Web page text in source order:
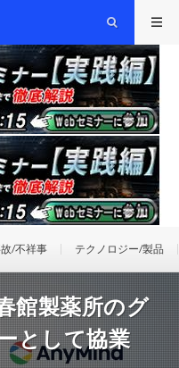
/不祥事 テクノロジー/製品
館製薬所のグ
として協業